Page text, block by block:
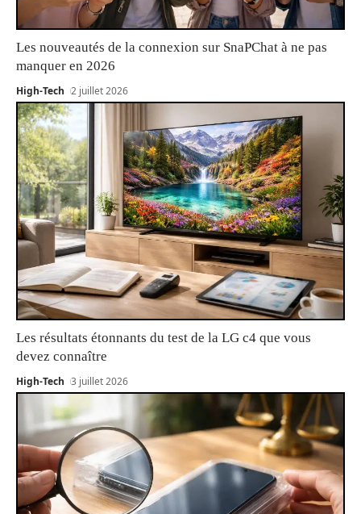
Les nouveautés de la connexion sur SnaPChat à ne pas
manquer en 2026
High-Tech 2 juillet 2026
Les résultats étonnants du test de la LG c4 que vous
devez connaître
High-Tech 3 juillet 2026